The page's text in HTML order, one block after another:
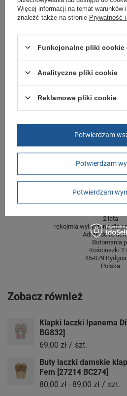
Marka
Symbol
Zapięcie
Długość towaru w
30
Szerokość towaru w
20
Więcej
2 lata
rękojmia wyłączona dla
Adres do
Kościuszki
85-079
Polska
Zobacz również
Klapki laczki Ipanema
BG832]
69,00 zł / szt.
Buty laczki damskie
Fem [27214 BC274]
80,00 zł - 89,00 zł / szt.
Więcej informacji na temat warunków
znaleźć także na stronie Prywatność
Funkcjonalne pliki cookie
Analityczne pliki cookie
Reklamowe pliki cookie
Potwierdzam
Potwierdzam
Potwierdzam